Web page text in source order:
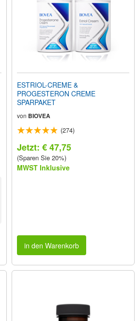
ESTRIOL-CREME &
PROGESTERON CREME
SPARPAKET
von BIOVEA
(274)
Jetzt: € 47,75
(Sparen Sie 20%)
MWST Inklusive
in den Warenkorb